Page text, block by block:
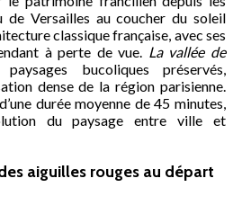
de Versailles au coucher du soleil
classique française, avec ses
à perte de vue. La vallée de
bucoliques préservés,
dense de la région parisienne.
durée moyenne de 45 minutes,
du paysage entre ville et
aiguilles rouges au départ